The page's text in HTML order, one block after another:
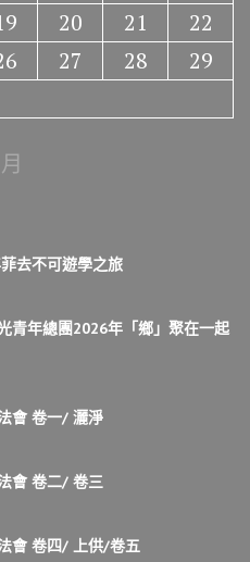
20 21
22
27 28
29
去不可遊學之旅
青年總團2026年「鄉」聚在一起
會 卷一/ 灑淨
會 卷二/ 卷三
會 卷四/ 上供/卷五